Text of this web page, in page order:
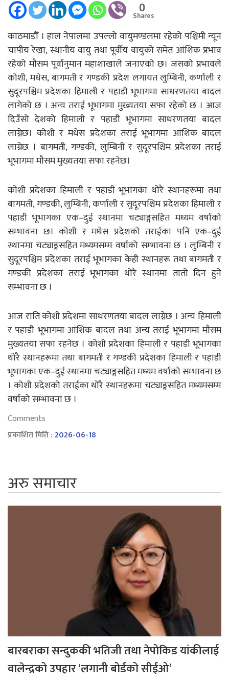
0
Shares
काठमाडौँ । हाल नेपालमा उपल्लो वायुमण्डलमा रहेको पश्चिमी न्यून
चापीय रेखा, स्थानीय वायु तथा पूर्वीय वायुको समेत आंशिक प्रभाव
रहेको मौसम पूर्वानुमान महाशाखाले जनाएको छ। जसको प्रभावले
कोशी, मधेस, बागमती र गण्डकी प्रदेश लगायत लुम्बिनी, कर्णाली र
सुदूरपश्चिम प्रदेशका हिमाली र पहाडी भूभागमा साधरणतया बादल
लागेको छ । अन्य तराई भूभागमा मुख्यतया सफा रहेको छ । आज
दिउँसो देशको हिमाली र पहाडी भूभागमा साधरणतया बादल
लाग्नेछ। कोशी र मधेस प्रदेशका तराई भूभागमा आंशिक बादल
लाग्नेछ । बागमती, गण्डकी, लुम्बिनी र सुदूरपश्चिम प्रदेशका तराई
भूभागमा मौसम मुख्यतया सफा रहनेछ।
कोशी प्रदेशका हिमाली र पहाडी भूभागका थोरै स्थानहरूमा तथा
बागमती, गण्डकी, लुम्बिनी, कर्णाली र सुदूरपश्चिम प्रदेशका हिमाली र
पहाडी भूभागका एक–दुई स्थानमा चट्याङ्गसहित मध्यम वर्षाको
सम्भावना छ। कोशी र मधेस प्रदेशको तराईका पनि एक–दुई
स्थानमा चट्याङ्गसहित मध्यमसम्म वर्षाको सम्भावना छ । लुम्बिनी र
सुदूरपश्चिम प्रदेशका तराई भूभागका केही स्थानहरू तथा बागमती र
गण्डकी प्रदेशका तराई भूभागका थोरै स्थानमा तातो दिन हुने
सम्भावना छ ।
आज राति कोशी प्रदेशमा साधरणतया बादल लाग्नेछ । अन्य हिमाली
र पहाडी भूभागमा आंशिक बादल तथा अन्य तराई भूभागमा मौसम
मुख्यतया सफा रहनेछ । कोशी प्रदेशका हिमाली र पहाडी भूभागका
थोरै स्थानहरूमा तथा बागमती र गण्डकी प्रदेशका हिमाली र पहाडी
भूभागका एक–दुई स्थानमा चट्याङ्गसहित मध्यम वर्षाको सम्भावना छ
। कोशी प्रदेशको तराईका थोरै स्थानहरूमा चट्याङ्गसहित मध्यमसम्म
वर्षाको सम्भावना छ ।
Comments
प्रकाशित मिति :2026-06-18
अरु समाचार
बारबराका सन्दुककी भतिजी तथा नेपोकिड यांकीलाई
वालेन्द्रको उपहार ‘लगानी बोर्डको सीईओ’